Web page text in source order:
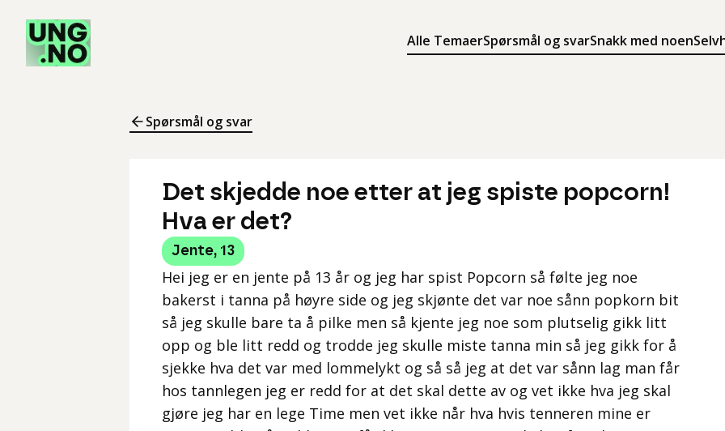
Alle TemaerSpørsmål og svarSnakk med noen
Søk
Meny
Spørsmål og svar
Det skjedde noe etter at jeg spiste popcorn!
Hva er det?
Jente, 13
Hei jeg er en jente på 13 år og jeg har spist Popcorn så følte jeg noe
bakerst i tanna på høyre side og jeg skjønte det var noe sånn popkorn bit
så jeg skulle bare ta å pilke men så kjente jeg noe som plutselig gikk litt
opp og ble litt redd og trodde jeg skulle miste tanna min så jeg gikk for å
sjekke hva det var med lommelykt og så så jeg at det var sånn lag man får
hos tannlegen jeg er redd for at det skal dette av og vet ikke hva jeg skal
gjøre jeg har en lege Time men vet ikke når hva hvis tenneren mine er